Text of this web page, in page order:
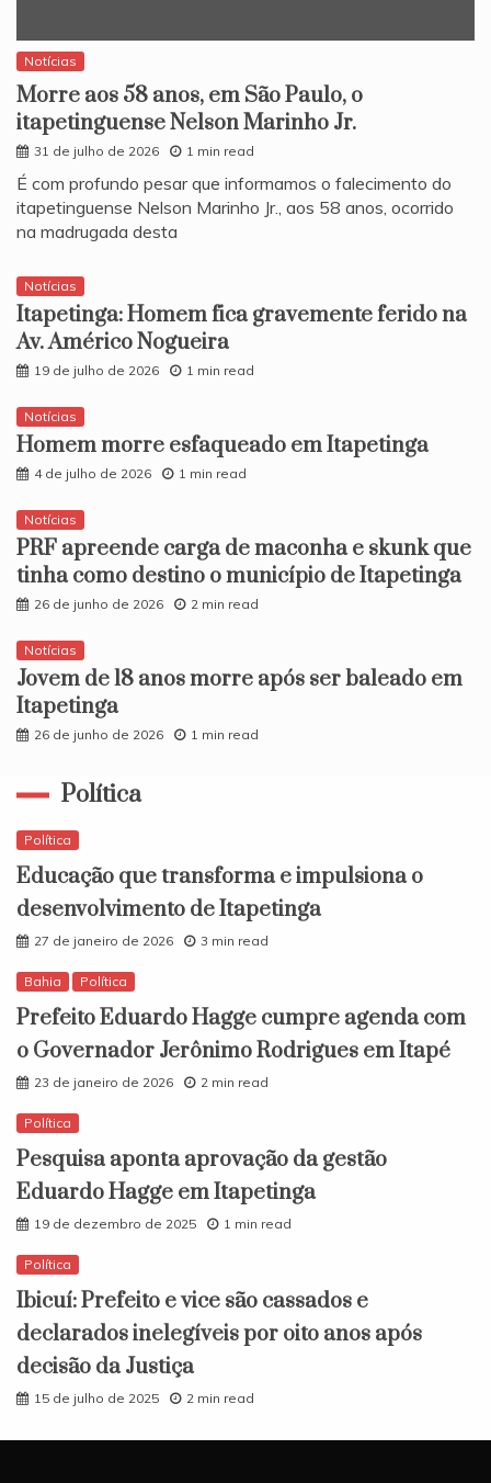
Notícias
Morre aos 58 anos, em São Paulo, o
itapetinguense Nelson Marinho Jr.
31 de julho de 2026 1 min read
​É com profundo pesar que informamos o falecimento do
itapetinguense Nelson Marinho Jr., aos 58 anos, ocorrido
na madrugada desta
Notícias
Itapetinga: Homem fica gravemente ferido na
Av. Américo Nogueira
19 de julho de 2026 1 min read
Notícias
Homem morre esfaqueado em Itapetinga
4 de julho de 2026 1 min read
Notícias
PRF apreende carga de maconha e skunk que
tinha como destino o município de Itapetinga
26 de junho de 2026 2 min read
Notícias
​Jovem de 18 anos morre após ser baleado em
Itapetinga
26 de junho de 2026 1 min read
Política
Política
Educação que transforma e impulsiona o
desenvolvimento de Itapetinga
27 de janeiro de 2026 3 min read
Bahia Política
Prefeito Eduardo Hagge cumpre agenda com
o Governador Jerônimo Rodrigues em Itapé
23 de janeiro de 2026 2 min read
Política
Pesquisa aponta aprovação da gestão
Eduardo Hagge em Itapetinga
19 de dezembro de 2025 1 min read
Política
Ibicuí: Prefeito e vice são cassados e
declarados inelegíveis por oito anos após
decisão da Justiça
15 de julho de 2025 2 min read